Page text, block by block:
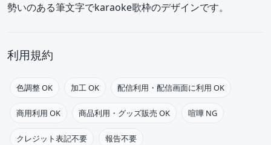
勢いのある筆文字でkaraoke歌枠のデザインです。
利用規約
色調整 OK 加工 OK 配信利用・配信画面に利用 OK
商用利用 OK 商品利用・グッズ販売 OK 喧嘩 NG
クレジット表記不要 報告不要